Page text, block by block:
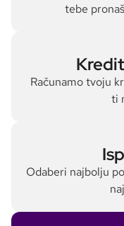
tebe
Računamo tvoju
ti
Odaberi najbolju